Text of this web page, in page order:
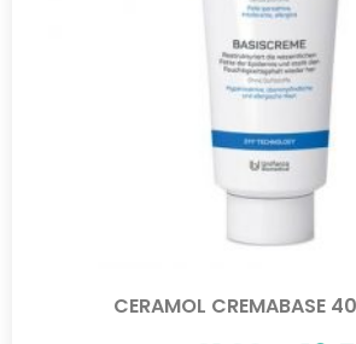
CERAMOL CREMABASE